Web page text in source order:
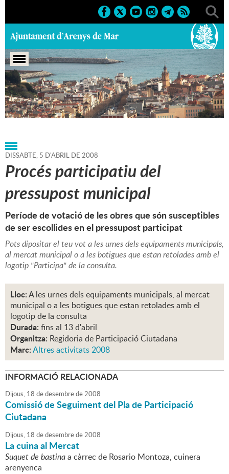
Portada > Agenda > 05-04-
2008 > Marcs > Culturals > 2008 > Altres activitats 2008
DISSABTE, 5 D'ABRIL DE 2008
Procés participatiu del
pressupost municipal
Període de votació de les obres que són susceptibles
de ser escollides en el pressupost participat
Pots dipositar el teu vot a les urnes dels equipaments municipals,
al mercat municipal o a les botigues que estan retolades amb el
logotip "Participa" de la consulta.
Lloc:A les urnes dels equipaments municipals, al mercat
municipal o a les botigues que estan retolades amb el
logotip de la consulta
Durada: fins al 13 d'abril
Organitza: Regidoria de Participació Ciutadana
Marc:Altres activitats 2008
INFORMACIÓ RELACIONADA
Dijous, 18 dedesembrede2008
Comissió de Seguiment del Pla de Participació
Ciutadana
Dijous, 18 dedesembrede2008
La cuina al Mercat
Suquet de bastinaa càrrec de Rosario Montoza, cuinera
arenyenca